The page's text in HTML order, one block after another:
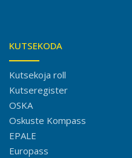
KUTSEKODA
Kutsekoja roll
Kutseregister
OSKA
Oskuste Kompass
EPALE
Europass